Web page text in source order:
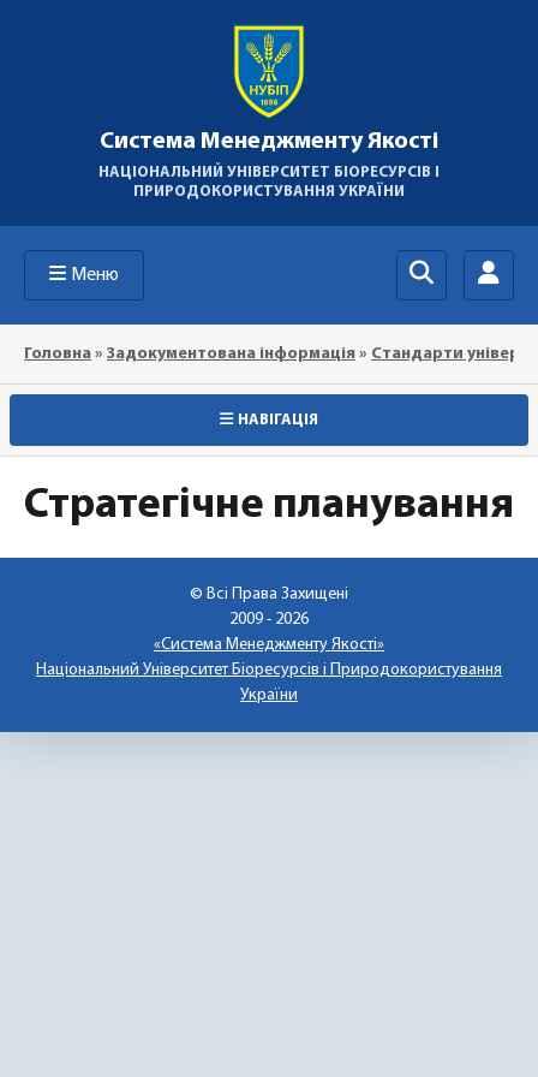
Система Менеджменту Якості
НАЦІОНАЛЬНИЙ УНІВЕРСИТЕТ БІОРЕСУРСІВ І
ПРИРОДОКОРИСТУВАННЯ УКРАЇНИ
Меню
Головна » Задокументована інформація » Стандарти
НАВІГАЦІЯ
Стратегічне планування
© Всі Права Захищені
2009 - 2026
«Система Менеджменту Якості»
Національний Університет Біоресурсів і Природокористування
України